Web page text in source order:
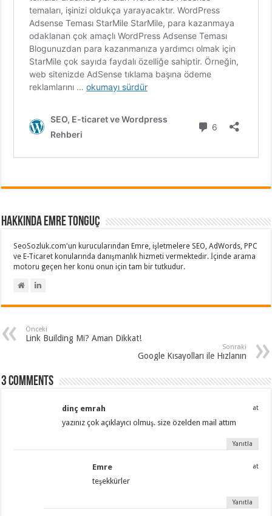
Hakkında Emre Tonguç
SeoSozluk.com'un kurucularından Emre, işletmelere SEO, AdWords, PPC
ve E-Ticaret konularında danışmanlık hizmeti vermektedir. İçinde arama
motoru geçen her konu onun için tam bir tutkudur.
Önceki
Link Building Mi? Aman Dikkat!
Sonraki
Google Kısayolları ile Hızlanın
3 comments
dinç emrah at
yazınız çok açıklayıcı olmuş. size özelden mail attım
Yanıtla
Emre at
teşekkürler
Yanıtla